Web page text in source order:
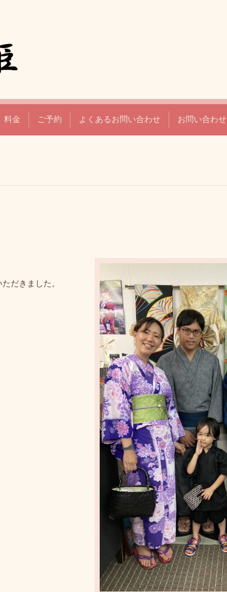
料金 ご予約 よくあるお問い合わせ お問い合わせ
だきました。